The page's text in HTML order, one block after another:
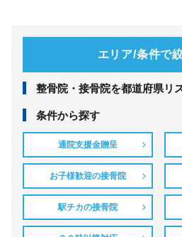
エリア/条件で
整⾻院・接⾻院を都道府県リ
条件から探す
通院支援金贈呈
お子様歓迎の接骨院
駅チカの接骨院